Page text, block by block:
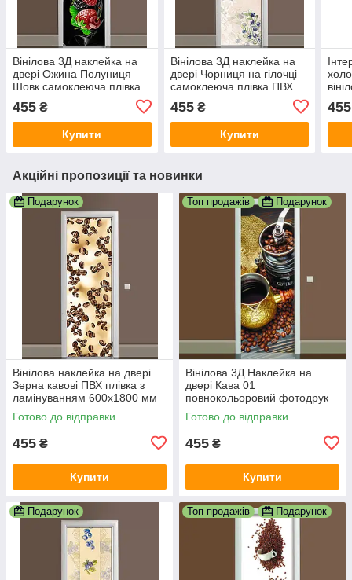
Вінілова 3Д наклейка на
двері Ожина Полуниця
Шовк самоклеюча плівка
ПВХ лісові Ягоди Чорний
600х1800 мм
455 ₴
Купити
Вінілова 3Д наклейка на
двері Чорниця на гілочці
самоклеюча плівка ПВХ
Ягоди Бежевий 600х1800
мм
455₴
Купити
455
Акційні пропозиції та новинки
Подарунок
Вінілова наклейка на двері
Зерна кавові ПВХ плівка з
ламінуванням 600х1800 мм
кави їжа Бежевий
Готово до відправки
455 ₴
Купити
Топ продажів Подарунок
Вінілова 3Д Наклейка на
двері Кава 01
повнокольоровий фотодрук
плівка для дверей декор
600х1800 мм
Готово до відправки
455 ₴
Купити
Подарунок Топ продажів Подарунок